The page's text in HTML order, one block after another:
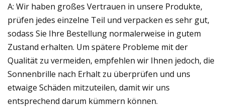
A: Wir haben großes Vertrauen in unsere Produkte,
prüfen jedes einzelne Teil und verpacken es sehr gut,
sodass Sie Ihre Bestellung normalerweise in gutem
Zustand erhalten. Um spätere Probleme mit der
Qualität zu vermeiden, empfehlen wir Ihnen jedoch, die
Sonnenbrille nach Erhalt zu überprüfen und uns
etwaige Schäden mitzuteilen, damit wir uns
entsprechend darum kümmern können.